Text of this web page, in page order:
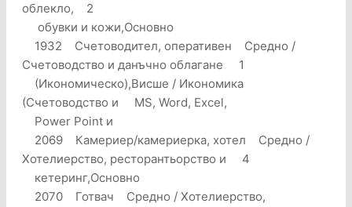
облекло, 2
обувки и кожи,Основно
1932 Счетоводител, оперативен Средно /
Счетоводство и данъчно облагане 1
(Икономическо),Висше / Икономика
(Счетоводство и MS, Word, Excel,
Power Point и
2069 Камериер/камериерка, хотел Средно /
Хотелиерство, ресторантьорство и 4
кетеринг,Основно
2070 Готвач Средно / Хотелиерство,